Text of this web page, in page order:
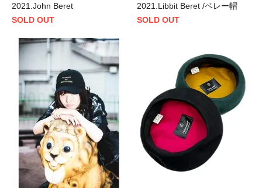
2021.John Beret
SOLD OUT
2021.Libbit Beret /ベレー帽
SOLD OUT